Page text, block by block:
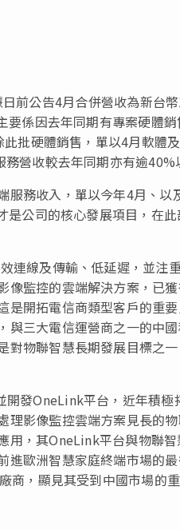
前公告4月合併營收為新台
係因去年同期有專案硬體
批硬體銷售，單以4月軟體
營收較去年同期亦有逾40%
服務收入，單以今年4月、
公司的核心發展項目，在
連線及傳輸、低延遲，並注
像監控的雲端解決方案，已
是開拓電信商類型客戶的重
與三大電信運營商之一的中
對物聯智慧長期發展目標之一
開發OneLink平台，近年積
理影像監控雲端方案見長的
用，其OneLink平台與物聯
進歐洲智慧家庭終端市場的
商，顯見其受到中國市場的